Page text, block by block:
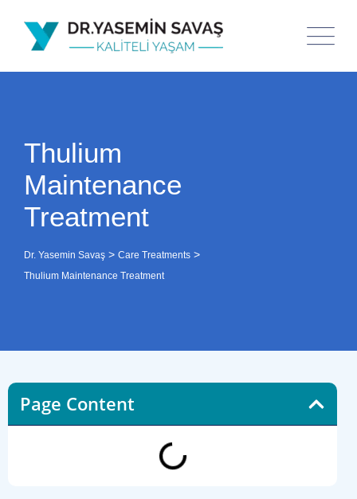
Thulium
Maintenance
Treatment
Dr. Yasemin Savaş > Care Treatments >
Thulium Maintenance Treatment
Page Content